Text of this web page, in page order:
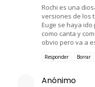
Rochi es una
versiones de los
Euge se haya
como canta y
obvio pero va a
Responder Borrar
Anónimo